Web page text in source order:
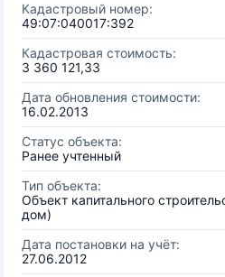
Кадастровый номер:
49:07:040017:392
Кадастровая стоимость:
3 360 121,33
Дата обновления стоимости:
16.02.2013
Статус объекта:
Ранее учтенный
Тип объекта:
Объект капитального
дом)
Дата постановки на учёт:
27.06.2012